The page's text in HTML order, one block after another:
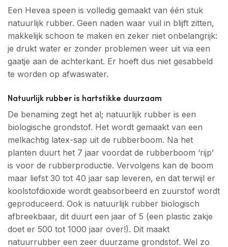
Een Hevea speen is volledig gemaakt van één stuk
natuurlijk rubber. Geen naden waar vuil in blijft zitten,
makkelijk schoon te maken en zeker niet onbelangrijk:
je drukt water er zonder problemen weer uit via een
gaatje aan de achterkant. Er hoeft dus niet gesabbeld
te worden op afwaswater.
Natuurlijk rubber is hartstikke duurzaam
De benaming zegt het al; natuurlijk rubber is een
biologische grondstof. Het wordt gemaakt van een
melkachtig latex-sap uit de rubberboom. Na het
planten duurt het 7 jaar voordat de rubberboom ‘rijp’
is voor de rubberproductie. Vervolgens kan de boom
maar liefst 30 tot 40 jaar sap leveren, en dat terwijl er
koolstofdioxide wordt geabsorbeerd en zuurstof wordt
geproduceerd. Ook is natuurlijk rubber biologisch
afbreekbaar, dit duurt een jaar of 5 (een plastic zakje
doet er 500 tot 1000 jaar over!). Dit maakt
natuurrubber een zeer duurzame grondstof. Wel zo